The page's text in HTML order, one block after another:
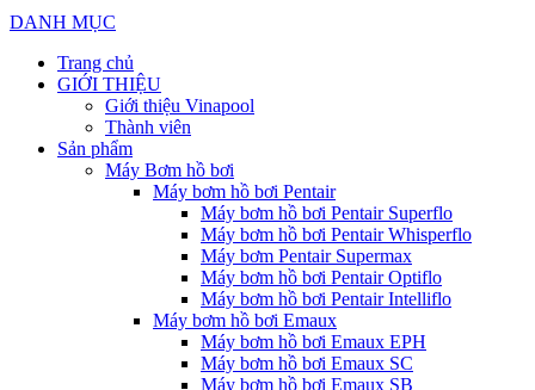
DANH MỤC
Trang chủ
GIỚI THIỆU
Giới thiệu Vinapool
Thành viên
Sản phẩm
Máy Bơm hồ bơi
Máy bơm hồ bơi Pentair
Máy bơm hồ bơi Pentair Superflo
Máy bơm hồ bơi Pentair Whisperflo
Máy bơm Pentair Supermax
Máy bơm hồ bơi Pentair Optiflo
Máy bơm hồ bơi Pentair Intelliflo
Máy bơm hồ bơi Emaux
Máy bơm hồ bơi Emaux EPH
Máy bơm hồ bơi Emaux SC
Máy bơm hồ bơi Emaux SB